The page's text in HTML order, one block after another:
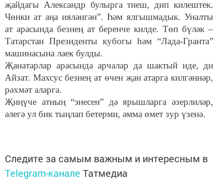
җайдагы Александр булырга тиеш, дип килештек.
Чөнки ат аңа ияләнгән”. Һәм ялгышмадык. Уналты
ат арасында безнең ат беренче килде. Төп бүләк –
Татарстан Президенты кубогы һәм “Лада-Гранта”
машинасына лаек булды.
Җанатарлар арасында арчалар да шактый иде, ди
Айзат. Махсус безнең ат өчен җан атарга килгәннәр,
рәхмәт аларга.
Җиңүче атның “энесен” дә ярышларга әзерлиләр,
әлегә ул бик тыңлап бетерми, әмма өмет зур үзенә.
Следите за самым важным и интересным в
Telegram-канале Татмедиа